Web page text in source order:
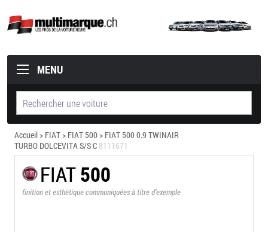
MENU
Accueil> FIAT> FIAT 500> FIAT 500 0.9 TWINAIR
TURBO DOLCEVITA S/S C 8111671
FIAT500
finition et esthétique communiquées à titre d’exemple